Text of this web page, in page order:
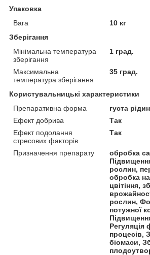
Упаковка
Вага
10 кг
Зберігання
Мінімальна температура
зберігання
1 град.
Максимальна
температура зберігання
35 град.
Користувальницькі характеристики
Препаративна форма
густа
Ефект добрива
Так
Ефект подолання
стресових факторів
Так
Призначення препарату
обробка
рослин,
обробка
цвітіння,
рослин,
потужної
Регуляція
процесів,
біомаси,